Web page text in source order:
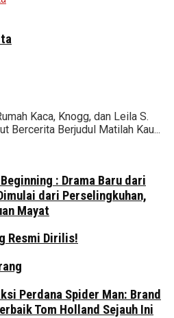
Kaca, Knogg, dan Leila S.
Bercerita Berjudul Matilah Kau...
: Drama Baru dari
dari Perselingkuhan,
Mayat
Resmi Dirilis!
Perdana Spider Man: Brand
Tom Holland Sejauh Ini